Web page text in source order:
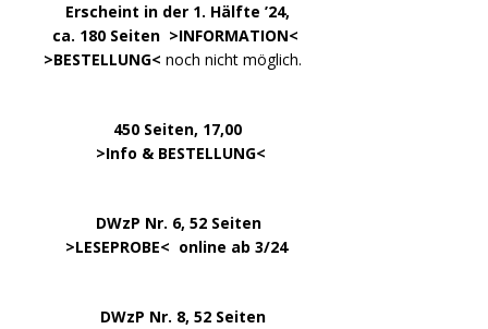
Erscheint in der 1. Hälfte ’24,
ca. 180 Seiten >INFORMATION<
>BESTELLUNG< noch nicht möglich.
450 Seiten, 17,00
>Info & BESTELLUNG<
DWzP Nr. 6, 52 Seiten
>LESEPROBE< online ab 3/24
DWzP Nr. 8, 52 Seiten